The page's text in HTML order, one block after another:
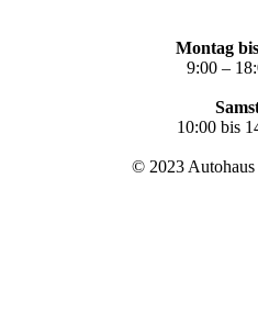
Montag
9:00 –
10:00 bis
© 2023 Autohaus